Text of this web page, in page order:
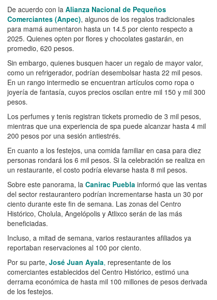
De acuerdo con la Alianza Nacional de Pequeños
Comerciantes (Anpec), algunos de los regalos tradicionales
para mamá aumentaron hasta un 14.5 por ciento respecto a
2025. Quienes opten por flores y chocolates gastarán, en
promedio, 620 pesos.
Sin embargo, quienes busquen hacer un regalo de mayor valor,
como un refrigerador, podrían desembolsar hasta 22 mil pesos.
En un rango intermedio se encuentran artículos como ropa o
joyería de fantasía, cuyos precios oscilan entre mil 150 y mil 300
pesos.
Los perfumes y tenis registran tickets promedio de 3 mil pesos,
mientras que una experiencia de spa puede alcanzar hasta 4 mil
200 pesos por una sesión antiestrés.
En cuanto a los festejos, una comida familiar en casa para diez
personas rondará los 6 mil pesos. Si la celebración se realiza en
un restaurante, el costo podría elevarse hasta 8 mil pesos.
Sobre este panorama, la Canirac Puebla informó que las ventas
del sector restaurantero podrían incrementarse hasta un 30 por
ciento durante este fin de semana. Las zonas del Centro
Histórico, Cholula, Angelópolis y Atlixco serán de las más
beneficiadas.
Incluso, a mitad de semana, varios restaurantes afiliados ya
reportaban reservaciones al 100 por ciento.
Por su parte, José Juan Ayala, representante de los
comerciantes establecidos del Centro Histórico, estimó una
derrama económica de hasta mil 100 millones de pesos derivada
de los festejos.